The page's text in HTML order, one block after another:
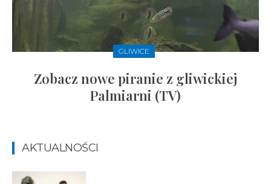
GLIWICE
Zobacz nowe piranie z gliwickiej
Palmiarni (TV)
AKTUALNOŚCI